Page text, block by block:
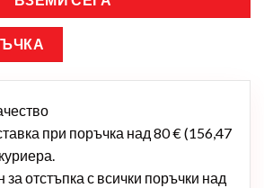
при поръчка над 80 € (156,47
отстъпка с всички поръчки над